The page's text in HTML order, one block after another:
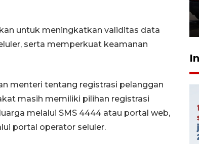
untuk meningkatkan validitas data
serta memperkuat keamanan
menteri tentang registrasi pelanggan
masih memiliki pilihan registrasi
melalui SMS 4444 atau portal web,
portal operator seluler.